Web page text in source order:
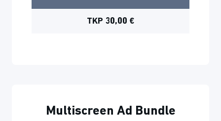
TKP 30,00 €
Multiscreen Ad Bundle